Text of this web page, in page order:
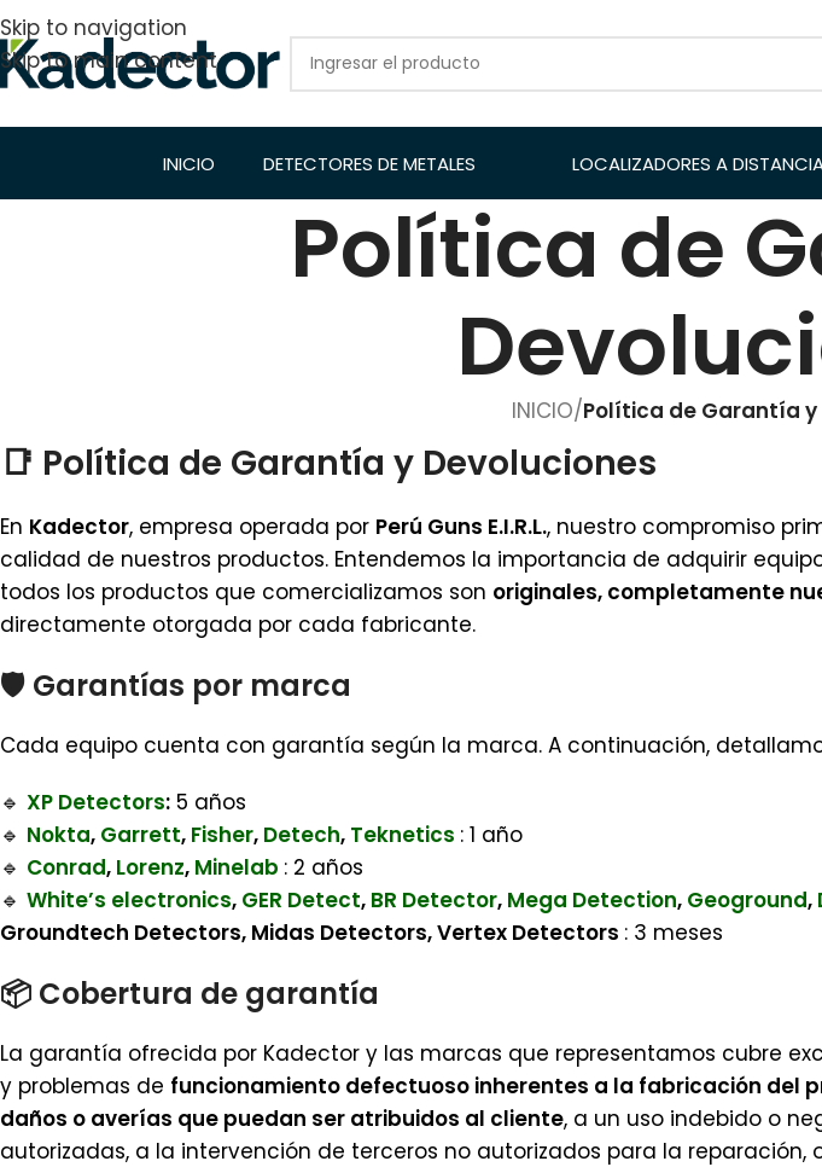
Skip to navigation
Skip to main content
INICIO DETECTORES DE METALES LOCALIZADORES A
Política de
INICIO/Política de Garantía y
📑 Política de Garantía y Devoluciones
En Kadector, empresa operada por Perú Guns E.I.R.L., nuestro compromiso
calidad de nuestros productos. Entendemos la importancia de adquirir
todos los productos que comercializamos son originales, completamente
directamente otorgada por cada fabricante.
🛡️ Garantías por marca
Cada equipo cuenta con garantía según la marca. A continuación,
🔹 XP Detectors: 5 años
🔹 Nokta, Garrett, Fisher, Detech, Teknetics : 1 año
🔹 Conrad, Lorenz, Minelab : 2 años
🔹 White’s electronics, GER Detect, BR Detector, Mega Detection, Geoground,
Groundtech Detectors, Midas Detectors, Vertex Detectors : 3 meses
📦 Cobertura de garantía
La garantía ofrecida por Kadector y las marcas que representamos cubre
y problemas de funcionamiento defectuoso inherentes a la fabricación del
daños o averías que puedan ser atribuidos al cliente, a un uso indebido o
autorizadas, a la intervención de terceros no autorizados para la